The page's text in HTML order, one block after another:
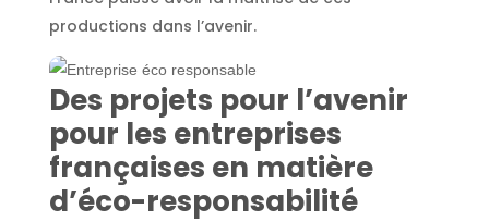
productions dans l’avenir.
Des projets pour l’avenir
pour les entreprises
françaises en matière
d’éco-responsabilité